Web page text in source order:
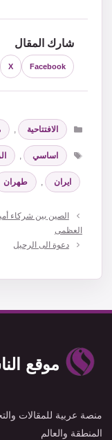
شارك المقال
Facebook
X
التصنيفات
الافتتاحية ,
الوسوم
اساسي ,
ايران , طهران
الصين بين شركاء
العظمى
دعوة الى الرحيل
موقع
منصة عربية للمقالات
المنطقة والعالم